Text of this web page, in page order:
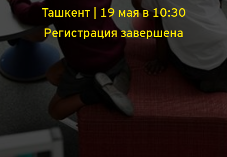
Ташкент | 19 мая в 10:30
Регистрация завершена